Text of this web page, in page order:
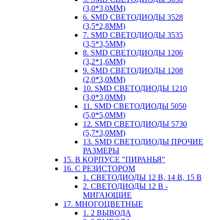
(3,0*3,0ММ)
6. SMD СВЕТОДИОДЫ 3528
(3,5*2,8ММ)
7. SMD СВЕТОДИОДЫ 3535
(3,5*3,5ММ)
8. SMD СВЕТОДИОДЫ 1206
(3,2*1,6ММ)
9. SMD СВЕТОДИОДЫ 1208
(2,0*3,0ММ)
10. SMD СВЕТОДИОДЫ 1210
(3,0*3,0ММ)
11. SMD СВЕТОДИОДЫ 5050
(5,0*5,0ММ)
12. SMD СВЕТОДИОДЫ 5730
(5,7*3,0ММ)
13. SMD СВЕТОДИОДЫ ПРОЧИЕ
РАЗМЕРЫ
15. В КОРПУСЕ "ПИРАНЬЯ"
16. С РЕЗИСТОРОМ
1. СВЕТОДИОДЫ 12 В, 14 В, 15 В
2. СВЕТОДИОДЫ 12 В -
МИГАЮЩИЕ
17. МНОГОЦВЕТНЫЕ
1. 2 ВЫВОДА